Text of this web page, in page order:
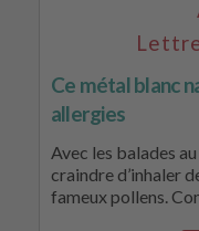
Ce métal blanc
allergies
Avec les balades
craindre d’inhaler
fameux pollens.